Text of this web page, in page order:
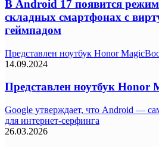
В Android 17 появится
складных смартфонах с
геймпадом
Представлен ноутбук Honor
14.09.2024
Представлен ноутбук Honor
Google утверждает, что Android —
для интернет-серфинга
26.03.2026